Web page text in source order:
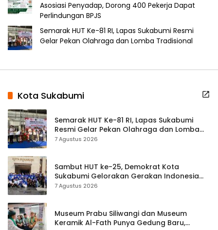
Asosiasi Penyadap, Dorong 400 Pekerja Dapat
Perlindungan BPJS
Semarak HUT Ke-81 RI, Lapas Sukabumi Resmi
Gelar Pekan Olahraga dan Lomba Tradisional
Kota Sukabumi
Semarak HUT Ke-81 RI, Lapas Sukabumi
Resmi Gelar Pekan Olahraga dan Lomba
Tradisional
7 Agustus 2026
Sambut HUT ke-25, Demokrat Kota
Sukabumi Gelorakan Gerakan Indonesia
ASRI Lewat Aksi Bersih Masjid Agung
7 Agustus 2026
Museum Prabu Siliwangi dan Museum
Keramik Al-Fath Punya Gedung Baru,